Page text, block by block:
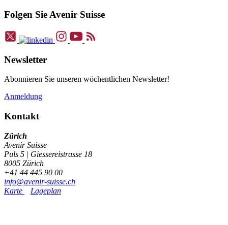
Folgen Sie Avenir Suisse
Newsletter
Abonnieren Sie unseren wöchentlichen Newsletter!
Anmeldung
Kontakt
Zürich
Avenir Suisse
Puls 5 | Giessereistrasse 18
8005 Zürich
+41 44 445 90 00
info@avenir-suisse.ch
Karte
Lageplan